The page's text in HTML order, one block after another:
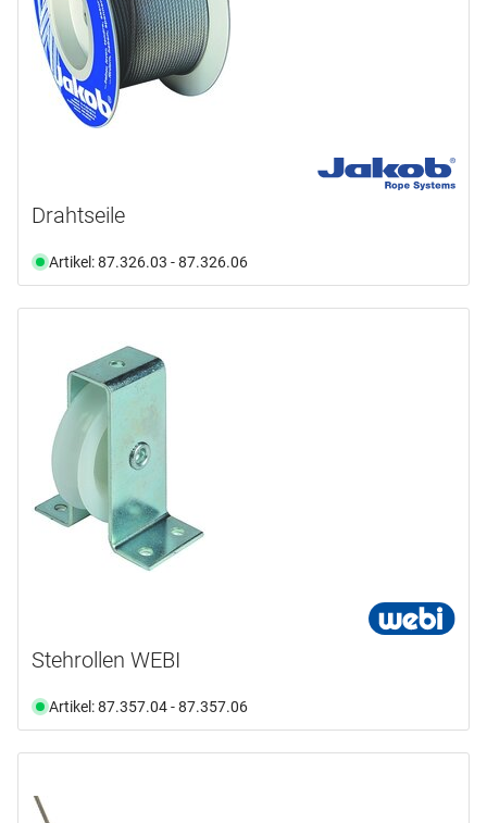
Drahtseile
Artikel: 87.326.03 - 87.326.06
Stehrollen WEBI
Artikel: 87.357.04 - 87.357.06